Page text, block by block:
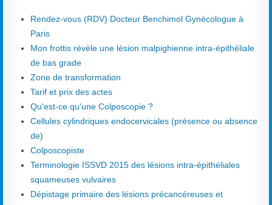
Rendez-vous (RDV) Docteur Benchimol Gynécologue à
Paris
Mon frottis révèle une lésion malpighienne intra-épithéliale
de bas grade
Zone de transformation
Tarif et prix des actes
Qu'est-ce qu'une Colposcopie ?
Cellules cylindriques endocervicales (présence ou absence
de)
Colposcopiste
Terminologie ISSVD 2015 des lésions intra-épithéliales
squameuses vulvaires
Dépistage primaire des lésions précancéreuses et